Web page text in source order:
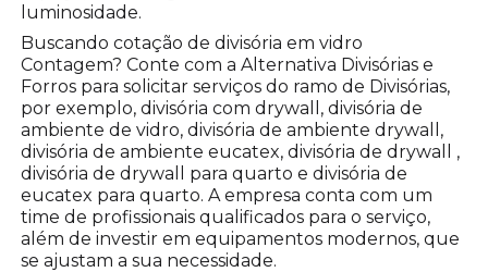
luminosidade.
Buscando cotação de divisória em vidro
Contagem? Conte com a Alternativa Divisórias e
Forros para solicitar serviços do ramo de Divisórias,
por exemplo, divisória com drywall, divisória de
ambiente de vidro, divisória de ambiente drywall,
divisória de ambiente eucatex, divisória de drywall ,
divisória de drywall para quarto e divisória de
eucatex para quarto. A empresa conta com um
time de profissionais qualificados para o serviço,
além de investir em equipamentos modernos, que
se ajustam a sua necessidade.